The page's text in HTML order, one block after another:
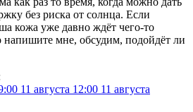
без риска от солнца. Если
кожа уже давно ждёт чего-то
напишите мне, обсудим, подойдёт ли
11 августа 12:00 11 августа